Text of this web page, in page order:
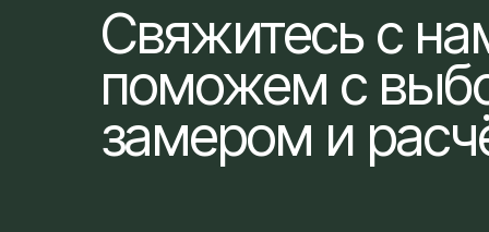
Свяжитесь с
поможем с
замером и